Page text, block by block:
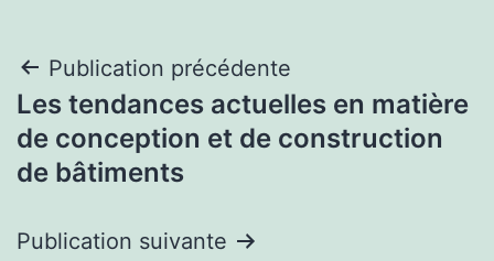
Navigation
de
l’article
Publication précédente
Les tendances actuelles en matière
de conception et de construction
de bâtiments
Publication suivante